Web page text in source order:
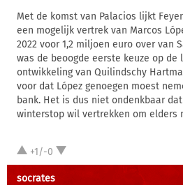
Met de komst van Palacios lijkt
een mogelijk vertrek van Marcos
2022 voor 1,2 miljoen euro over van
was de beoogde eerste keuze op de
ontwikkeling van Quilindschy
voor dat López genoegen moest
bank. Het is dus niet ondenkbaar
winterstop wil vertrekken om elders
+1/-0
socrates